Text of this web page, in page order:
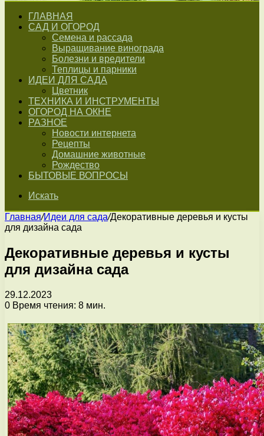
ГЛАВНАЯ
САД И ОГОРОД
Семена и рассада
Выращивание винограда
Болезни и вредители
Теплицы и парники
ИДЕИ ДЛЯ САДА
Цветник
ТЕХНИКА И ИНСТРУМЕНТЫ
ОГОРОД НА ОКНЕ
РАЗНОЕ
Новости интернета
Рецепты
Домашние животные
Рождество
БЫТОВЫЕ ВОПРОСЫ
Искать
Главная/Идеи для сада/Декоративные деревья и кусты
для дизайна сада
Декоративные деревья и кусты
для дизайна сада
29.12.2023
0 Время чтения: 8 мин.